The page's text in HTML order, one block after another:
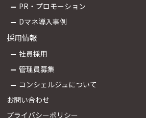
PR・プロモーション
Dマネ導入事例
採用情報
社員採用
管理員募集
コンシェルジュについて
お問い合わせ
プライバシーポリシー